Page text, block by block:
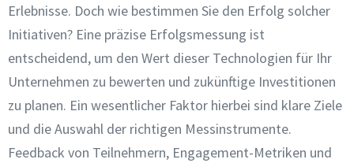
Erlebnisse. Doch wie bestimmen Sie den Erfolg solcher
Initiativen? Eine präzise Erfolgsmessung ist
entscheidend, um den Wert dieser Technologien für Ihr
Unternehmen zu bewerten und zukünftige Investitionen
zu planen. Ein wesentlicher Faktor hierbei sind klare Ziele
und die Auswahl der richtigen Messinstrumente.
Feedback von Teilnehmern, Engagement-Metriken und